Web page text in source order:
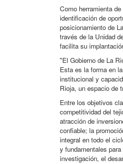
Como herramienta
identificación de
posicionamiento de
través de la Unidad
facilita su
"El Gobierno de La
Esta es la forma en
institucional y
Rioja, un espacio de
Entre los objetivos
competitividad del
atracción de
confiable; la
integral en todo el
y fundamentales
investigación, el